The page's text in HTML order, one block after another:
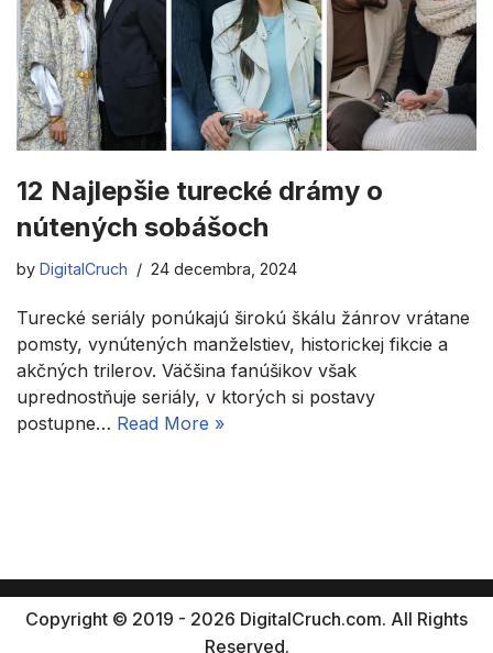
12 Najlepšie turecké drámy o
nútených sobášoch
by DigitalCruch 24 decembra, 2024
Turecké seriály ponúkajú širokú škálu žánrov vrátane
pomsty, vynútených manželstiev, historickej fikcie a
akčných trilerov. Väčšina fanúšikov však
uprednostňuje seriály, v ktorých si postavy
postupne… Read More »
Copyright © 2019 - 2026 DigitalCruch.com. All Rights
Reserved.